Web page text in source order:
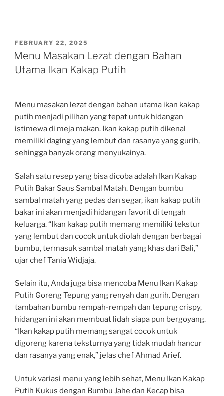
POSTED
ON
FEBRUARY 22, 2025
Menu Masakan Lezat dengan Bahan
Utama Ikan Kakap Putih
Menu masakan lezat dengan bahan utama ikan kakap
putih menjadi pilihan yang tepat untuk hidangan
istimewa di meja makan. Ikan kakap putih dikenal
memiliki daging yang lembut dan rasanya yang gurih,
sehingga banyak orang menyukainya.
Salah satu resep yang bisa dicoba adalah Ikan Kakap
Putih Bakar Saus Sambal Matah. Dengan bumbu
sambal matah yang pedas dan segar, ikan kakap putih
bakar ini akan menjadi hidangan favorit di tengah
keluarga. “Ikan kakap putih memang memiliki tekstur
yang lembut dan cocok untuk diolah dengan berbagai
bumbu, termasuk sambal matah yang khas dari Bali,”
ujar chef Tania Widjaja.
Selain itu, Anda juga bisa mencoba Menu Ikan Kakap
Putih Goreng Tepung yang renyah dan gurih. Dengan
tambahan bumbu rempah-rempah dan tepung crispy,
hidangan ini akan membuat lidah siapa pun bergoyang.
“Ikan kakap putih memang sangat cocok untuk
digoreng karena teksturnya yang tidak mudah hancur
dan rasanya yang enak,” jelas chef Ahmad Arief.
Untuk variasi menu yang lebih sehat, Menu Ikan Kakap
Putih Kukus dengan Bumbu Jahe dan Kecap bisa